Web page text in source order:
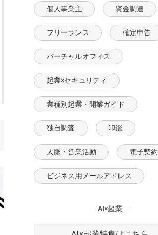
個人事業主 資金調達
フリーランス 確定申告
バーチャルオフィス
起業×セキュリティ
業種別起業・開業ガイド
独自調査 印鑑
人脈・営業活動 電子契約
ビジネス用メールアドレス
AI×起業